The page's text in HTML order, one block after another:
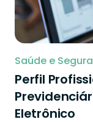
Saúde e
Perfil
Eletrônico